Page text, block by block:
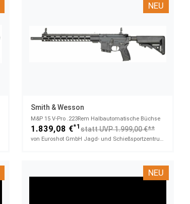
NEU
Smith & Wesson
M&P 15 V-Pro​ .223Rem Halbautomatische Büchse
1.839,08 €*1 statt UVP 1.999,00 €**
von Euroshot GmbH Jagd- und Schießsportzentrum
NEU